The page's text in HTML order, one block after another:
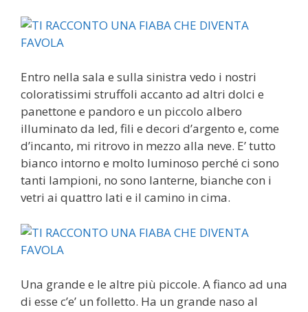
Entro nella sala e sulla sinistra vedo i nostri
coloratissimi struffoli accanto ad altri dolci e
panettone e pandoro e un piccolo albero
illuminato da led, fili e decori d’argento e, come
d’incanto, mi ritrovo in mezzo alla neve. E’ tutto
bianco intorno e molto luminoso perché ci sono
tanti lampioni, no sono lanterne, bianche con i
vetri ai quattro lati e il camino in cima.
Una grande e le altre più piccole. A fianco ad una
di esse c’e’ un folletto. Ha un grande naso al